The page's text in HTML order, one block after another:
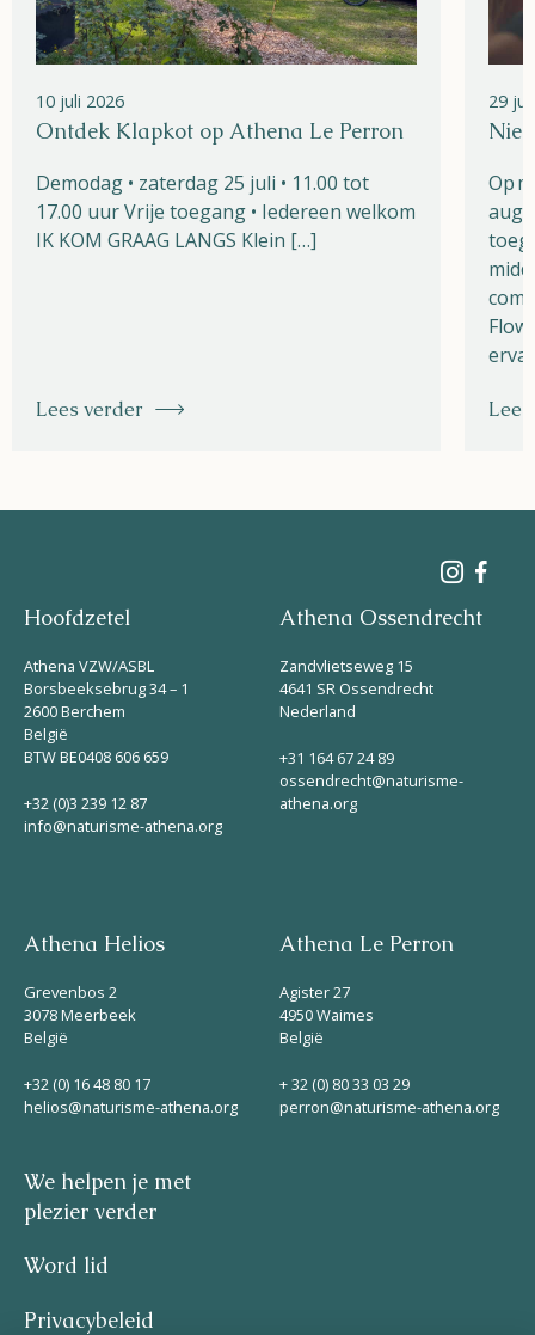
10 juli 2026
Ontdek Klapkot op Athena Le Perron
Demodag • zaterdag 25 juli • 11.00 tot
17.00 uur Vrije toegang • Iedereen welkom
IK KOM GRAAG LANGS Klein […]
Lees verder
29
Op
Hoofdzetel
Athena VZW/ASBL
Borsbeeksebrug 34 – 1
2600 Berchem
België
BTW BE0408 606 659
+32 (0)3 239 12 87
info@naturisme-athena.org
Athena Ossendrecht
Zandvlietseweg 15
4641 SR Ossendrecht
Nederland
+31 164 67 24 89
ossendrecht@naturisme-
athena.org
Athena Helios
Grevenbos 2
3078 Meerbeek
België
+32 (0) 16 48 80 17
helios@naturisme-athena.org
Athena Le Perron
Agister 27
4950 Waimes
België
+ 32 (0) 80 33 03 29
perron@naturisme-athena.org
We helpen je met
plezier verder
Word lid
Privacybeleid